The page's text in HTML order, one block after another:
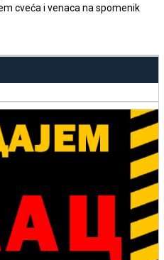
cveća i venaca na spomenik